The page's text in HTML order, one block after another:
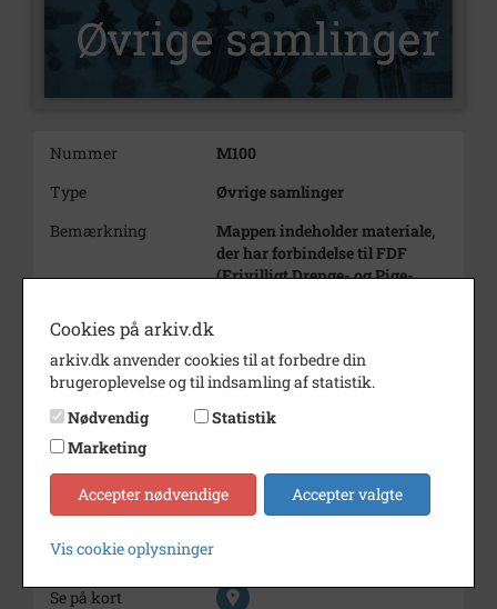
Nummer
M100
Type
Øvrige samlinger
Bemærkning
Mappen indeholder materiale,
der har forbindelse til FDF
(Frivilligt Drenge- og Pige-
med-taget efter årrække.
Mappen indledes med en
indholdsforteg-nelse, som dog
ikke er systematisk og måske
Materialet kan ses/læses ved
henvendelse til Arkivet i
Nysted.
Periode
Se på kort
Cookies på arkiv.dk
arkiv.dk anvender cookies til at forbedre din
brugeroplevelse og til indsamling af statistik.
Nødvendig
Statistik
Marketing
Accepter nødvendige Accepter valgte
Vis cookie oplysninger